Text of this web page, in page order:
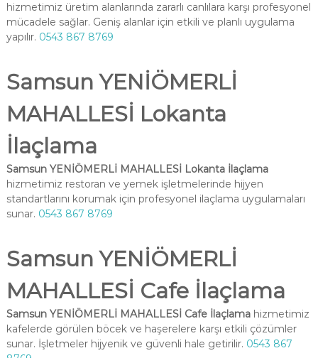
hizmetimiz üretim alanlarında zararlı canlılara karşı profesyonel
mücadele sağlar. Geniş alanlar için etkili ve planlı uygulama
yapılır. 0543 867 8769
Samsun YENİÖMERLİ
MAHALLESİ Lokanta
İlaçlama
Samsun YENİÖMERLİ MAHALLESİ Lokanta İlaçlama
hizmetimiz restoran ve yemek işletmelerinde hijyen
standartlarını korumak için profesyonel ilaçlama uygulamaları
sunar. 0543 867 8769
Samsun YENİÖMERLİ
MAHALLESİ Cafe İlaçlama
Samsun YENİÖMERLİ MAHALLESİ Cafe İlaçlamahizmetimiz
kafelerde görülen böcek ve haşerelere karşı etkili çözümler
sunar. İşletmeler hijyenik ve güvenli hale getirilir. 0543 867